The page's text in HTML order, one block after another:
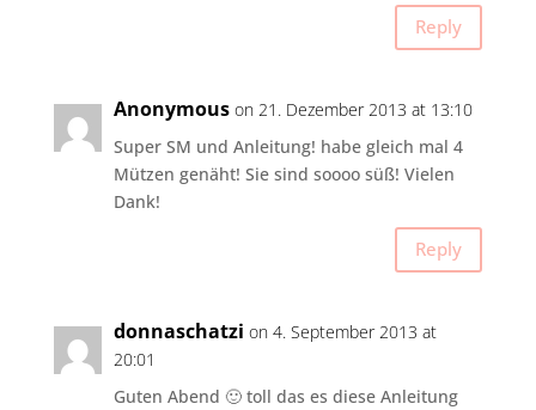
Reply
Anonymous on 21. Dezember 2013 at 13:10
Super SM und Anleitung! habe gleich mal 4
Mützen genäht! Sie sind soooo süß! Vielen
Dank!
Reply
donnaschatzi on 4. September 2013 at
20:01
Guten Abend 🙂 toll das es diese Anleitung